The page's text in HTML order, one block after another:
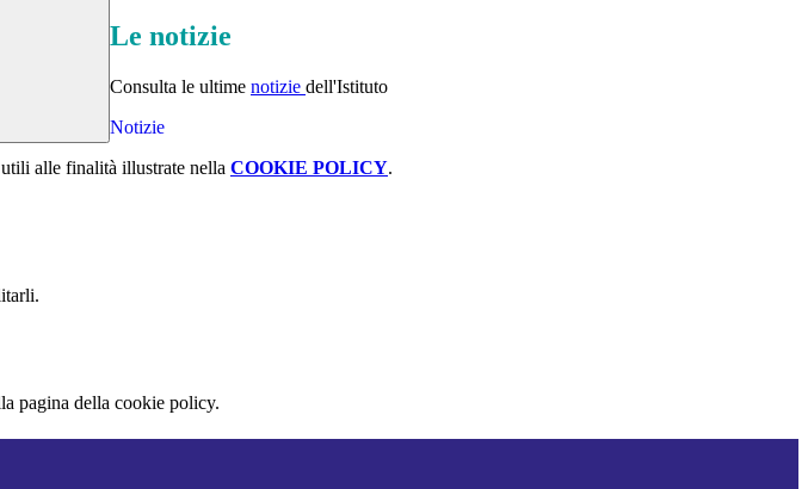
Le notizie
Consulta le ultime notizie dell'Istituto
Notizie
alle finalità illustrate nella COOKIE POLICY.
pagina della cookie policy.